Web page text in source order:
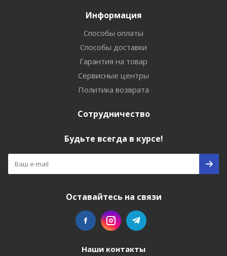
Информация
Способы оплаты
Способы доставки
Гарантия на товар
Сервисные центры
Политика возврата
Сотрудничество
Будьте всегда в курсе!
Оставайтесь на связи
Наши контакты